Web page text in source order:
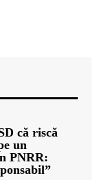
că riscă
un
PNRR: